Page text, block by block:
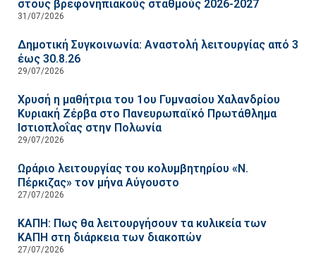
στους βρεφονηπιακούς σταθμούς 2026-2027
31/07/2026
Δημοτική Συγκοινωνία: Αναστολή λειτουργίας από 3
έως 30.8.26
29/07/2026
Χρυσή η μαθήτρια του 1ου Γυμνασίου Χαλανδρίου
Κυριακή Ζέρβα στο Πανευρωπαϊκό Πρωτάθλημα
Ιστιοπλοΐας στην Πολωνία
29/07/2026
Ωράριο λειτουργίας του κολυμβητηρίου «Ν.
Πέρκιζας» τον μήνα Αύγουστο
27/07/2026
ΚΑΠΗ: Πως θα λειτουργήσουν τα κυλικεία των
ΚΑΠΗ στη διάρκεια των διακοπών
27/07/2026